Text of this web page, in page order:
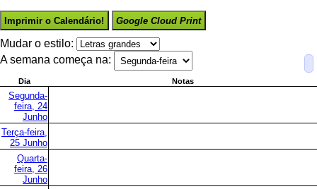
Imprimir o Calendário! Google Cloud Print
Mudar o estilo:
A semana começa na:
Dia Notas
Segunda-
feira, 24
Junho
Terça-feira,
25 Junho
Quarta-
feira, 26
Junho